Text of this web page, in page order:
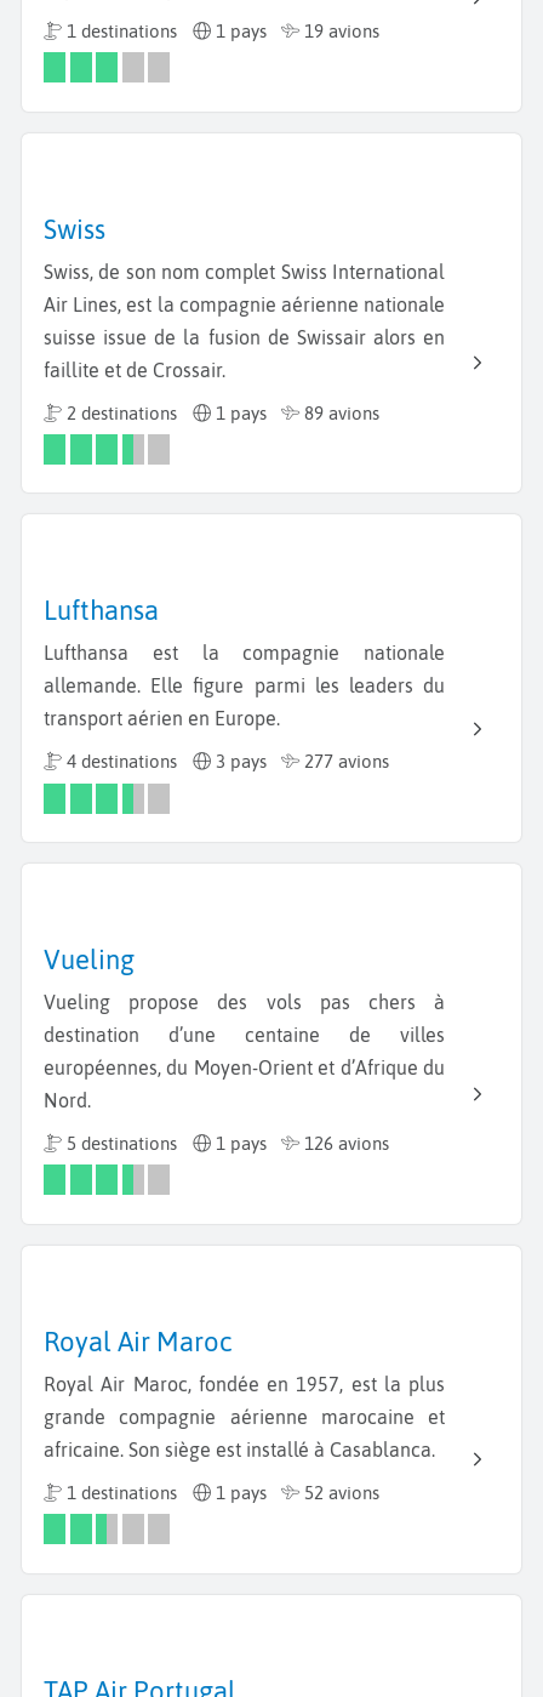
1 destinations 1 pays 19 avions
Swiss
Swiss, de son nom complet Swiss International
Air Lines, est la compagnie aérienne nationale
suisse issue de la fusion de Swissair alors en
faillite et de Crossair.
2 destinations 1 pays 89 avions
Lufthansa
Lufthansa est la compagnie nationale
allemande. Elle figure parmi les leaders du
transport aérien en Europe.
4 destinations 3 pays 277 avions
Vueling
Vueling propose des vols pas chers à
destination d’une centaine de villes
européennes, du Moyen-Orient et d’Afrique du
Nord.
5 destinations 1 pays 126 avions
Royal Air Maroc
Royal Air Maroc, fondée en 1957, est la plus
grande compagnie aérienne marocaine et
africaine. Son siège est installé à Casablanca.
1 destinations 1 pays 52 avions